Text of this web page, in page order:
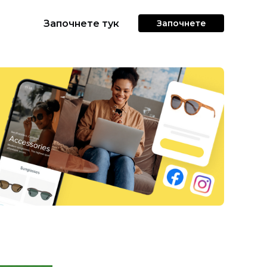
Започнете тук Започнете